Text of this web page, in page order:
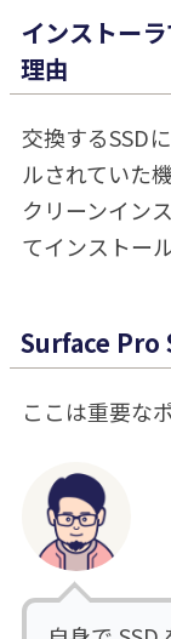
インストー
理由
交換するSSD
ルされていた
クリーンイン
てインストー
Surface Pro
ここは重要な